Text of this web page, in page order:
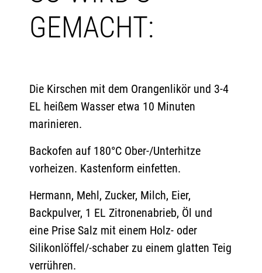
GEMACHT:
Die Kirschen mit dem Orangenlikör und 3-4
EL heißem Wasser etwa 10 Minuten
marinieren.
Backofen auf 180°C Ober-/Unterhitze
vorheizen. Kastenform einfetten.
Hermann, Mehl, Zucker, Milch, Eier,
Backpulver, 1 EL Zitronenabrieb, Öl und
eine Prise Salz mit einem Holz- oder
Silikonlöffel/-schaber zu einem glatten Teig
verrühren.